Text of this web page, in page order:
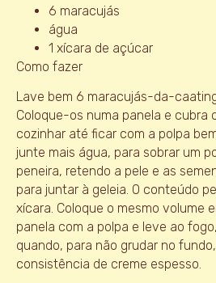
6 maracujás
água
1 xícara de açúcar
Como fazer
Lave bem 6 maracujás-da-
Coloque-os numa panela e cubra
cozinhar até ficar com a polpa
junte mais água, para sobrar um
peneira, retendo a pele e as
para juntar à geleia. O conteúdo
xícara. Coloque o mesmo volume
panela com a polpa e leve ao
quando, para não grudar no
consistência de creme espesso.